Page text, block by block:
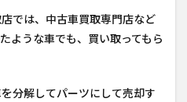
では、中古車買取専門店など
ような車でも、買い取ってもら
分解してパーツにして売却す